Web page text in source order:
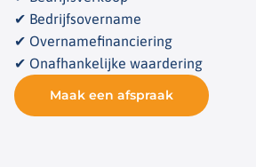
✔ Bedrijfsovername
✔ Overnamefinanciering
✔ Onafhankelijke waardering
Maak een afspraak